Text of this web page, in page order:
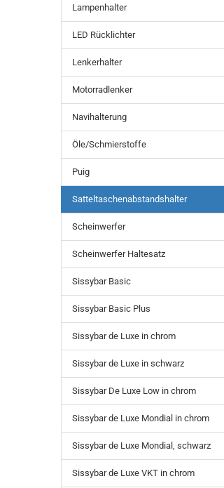
Lampenhalter
LED Rücklichter
Lenkerhalter
Motorradlenker
Navihalterung
Öle/Schmierstoffe
Puig
Satteltaschenabstandshalter
Scheinwerfer
Scheinwerfer Haltesatz
Sissybar Basic
Sissybar Basic Plus
Sissybar de Luxe in chrom
Sissybar de Luxe in schwarz
Sissybar De Luxe Low in chrom
Sissybar de Luxe Mondial in chrom
Sissybar de Luxe Mondial, schwarz
Sissybar de Luxe VKT in chrom